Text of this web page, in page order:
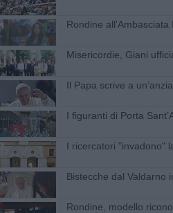
Rondine all'Ambasciata
Misericordie, Giani
Il Papa scrive a
I figuranti di Porta
I ricercatori "invadono"
Bistecche dal Valdarno
​Rondine, modello